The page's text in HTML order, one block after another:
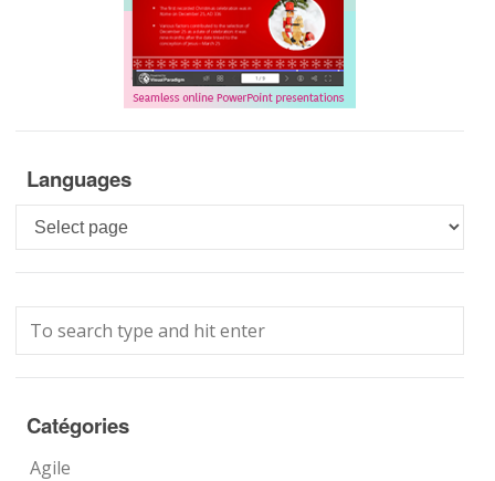
Languages
Languages
Catégories
Agile